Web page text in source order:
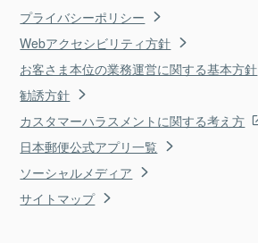
プライバシーポリシー
Webアクセシビリティ方針
お客さま本位の業務運営に関する基本方針
勧誘方針
カスタマーハラスメントに関する考え方
日本郵便公式アプリ一覧
ソーシャルメディア
サイトマップ